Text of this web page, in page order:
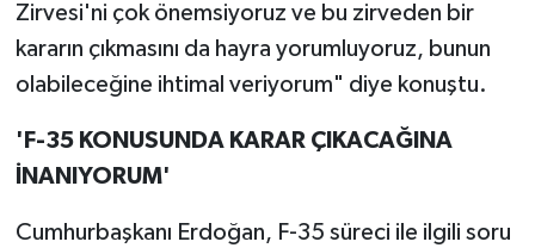
Zirvesi'ni çok önemsiyoruz ve bu zirveden bir
kararın çıkmasını da hayra yorumluyoruz, bunun
olabileceğine ihtimal veriyorum" diye konuştu.
'F-35 KONUSUNDA KARAR ÇIKACAĞINA
İNANIYORUM'
Cumhurbaşkanı Erdoğan, F-35 süreci ile ilgili soru